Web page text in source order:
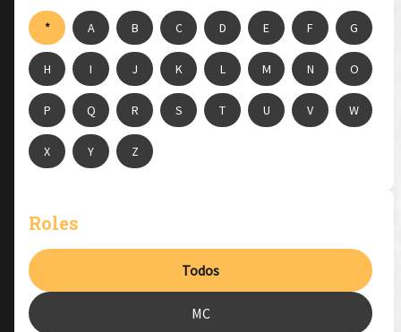
* A B C D E F G
H I J K L M N O
P Q R S T U V W
X Y Z
Roles
Todos
MC